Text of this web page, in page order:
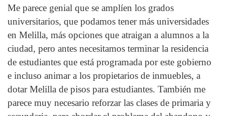
Me parece genial que se amplíen los grados
universitarios, que podamos tener más universidades
en Melilla, más opciones que atraigan a alumnos a la
ciudad, pero antes necesitamos terminar la residencia
de estudiantes que está programada por este gobierno
e incluso animar a los propietarios de inmuebles, a
dotar Melilla de pisos para estudiantes. También me
parece muy necesario reforzar las clases de primaria y